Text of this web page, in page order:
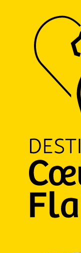
Jeudi 6 août de
à 19:00 / ...
Marché de Flêtre
TERROIR, SAVOIR-FAIRE ET